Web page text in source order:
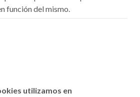
función del mismo.
utilizamos en